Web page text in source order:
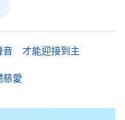
神就針對我們的缺少和
們盡本分時不帶着摻
壞性情活着，能為了
願意實行盡心、盡意愛
音 才能迎接到主
慈愛